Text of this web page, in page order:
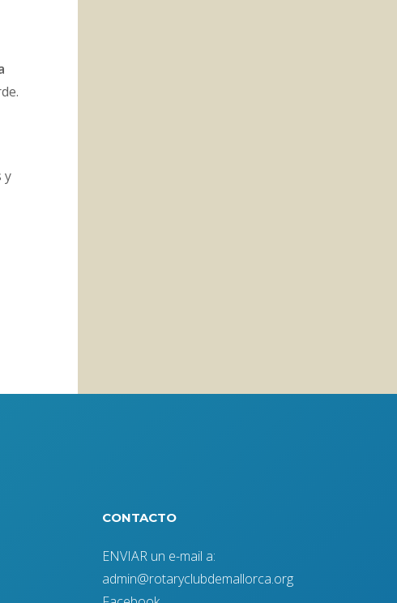
y
CONTACTO
ENVIAR un e-mail a:
admin@rotaryclubdemallorca.org